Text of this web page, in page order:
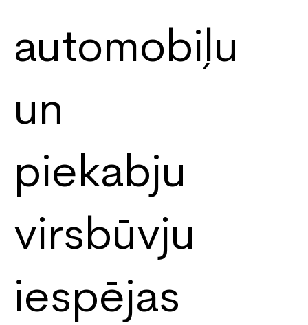
automobiļu
un
piekabju
virsbūvju
iespējas